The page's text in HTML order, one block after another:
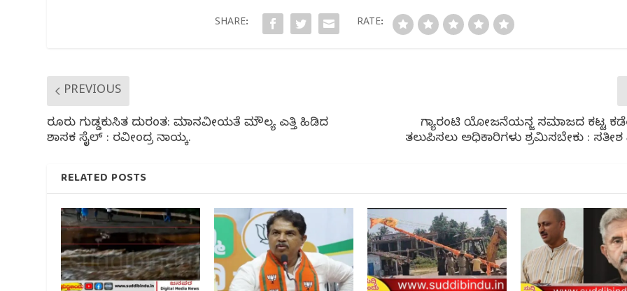
o p mSHARE: RATE:
PREVIOUS
ಶಿರೂರು ಗುಡ್ಡಕುಸಿತ ದುರಂತ: ಮಾನವೀಯತೆ ಮೌಲ್ಯ ಎತ್ತಿ ಹಿಡಿದ
ಶಾಸಕ ಸೈಲ್ : ರವೀಂದ್ರ ನಾಯ್ಕ.
ಗ್ಯಾರಂಟಿ ಯೋಜನೆಯನ್ಜ ಸಮಾಜದ ಕಟ್ಟ
ತಲುಪಿಸಲು ಅಧಿಕಾರಿಗಳು ಶ್ರಮಿಸಬೇಕು :
RELATED POSTS